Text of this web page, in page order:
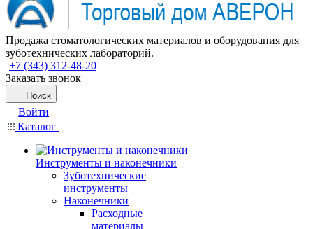
Продажа стоматологических материалов и оборудования для
зуботехнических лабораторий.
+7 (343) 312-48-20
Заказать звонок
Поиск
Войти
Каталог
Инструменты и наконечники
Зуботехнические
инструменты
Наконечники
Расходные
материалы